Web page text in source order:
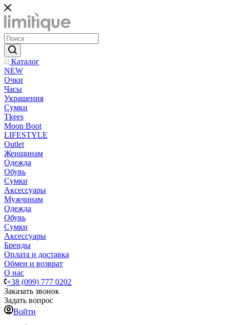
Каталог
NEW
Очки
Часы
Украшения
Сумки
Tkees
Moon Boot
LIFESTYLE
Outlet
Женщинам
Одежда
Обувь
Сумки
Аксессуары
Мужчинам
Одежда
Обувь
Сумки
Аксессуары
Бренды
Оплата и доставка
Обмен и возврат
О нас
+38 (099) 777 0202
Заказать звонок
Задать вопрос
Войти